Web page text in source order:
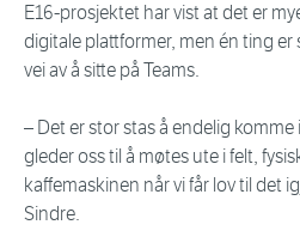
E16-prosjektet har vist at det er
digitale plattformer, men én ting er
vei av å sitte på Teams.
– Det er stor stas å endelig
gleder oss til å møtes ute i felt,
kaffemaskinen når vi får lov til det
Sindre.